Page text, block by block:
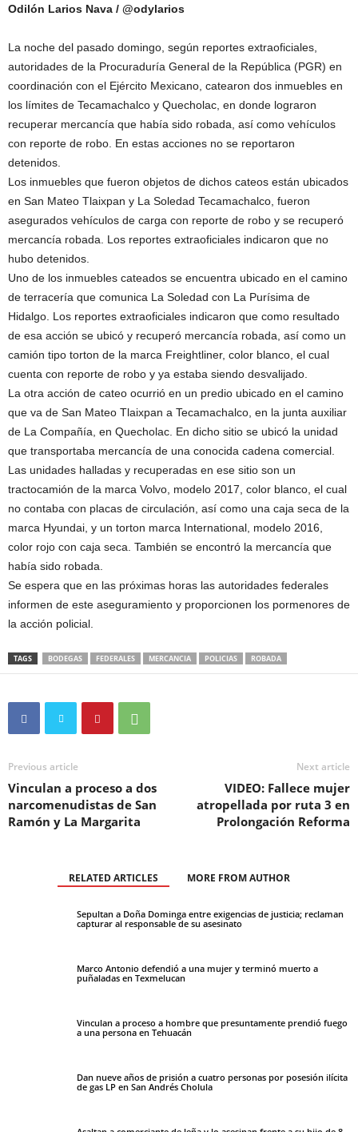
Odilón Larios Nava / @odylarios
La noche del pasado domingo, según reportes extraoficiales,
autoridades de la Procuraduría General de la República (PGR) en
coordinación con el Ejército Mexicano, catearon dos inmuebles en
los límites de Tecamachalco y Quecholac, en donde lograron
recuperar mercancía que había sido robada, así como vehículos
con reporte de robo. En estas acciones no se reportaron
detenidos.
Los inmuebles que fueron objetos de dichos cateos están ubicados
en San Mateo Tlaixpan y La Soledad Tecamachalco, fueron
asegurados vehículos de carga con reporte de robo y se recuperó
mercancía robada. Los reportes extraoficiales indicaron que no
hubo detenidos.
Uno de los inmuebles cateados se encuentra ubicado en el camino
de terracería que comunica La Soledad con La Purísima de
Hidalgo. Los reportes extraoficiales indicaron que como resultado
de esa acción se ubicó y recuperó mercancía robada, así como un
camión tipo torton de la marca Freightliner, color blanco, el cual
cuenta con reporte de robo y ya estaba siendo desvalijado.
La otra acción de cateo ocurrió en un predio ubicado en el camino
que va de San Mateo Tlaixpan a Tecamachalco, en la junta auxiliar
de La Compañía, en Quecholac. En dicho sitio se ubicó la unidad
que transportaba mercancía de una conocida cadena comercial.
Las unidades halladas y recuperadas en ese sitio son un
tractocamión de la marca Volvo, modelo 2017, color blanco, el cual
no contaba con placas de circulación, así como una caja seca de la
marca Hyundai, y un torton marca International, modelo 2016,
color rojo con caja seca. También se encontró la mercancía que
había sido robada.
Se espera que en las próximas horas las autoridades federales
informen de este aseguramiento y proporcionen los pormenores de
la acción policial.
TAGS BODEGAS FEDERALES MERCANCIA POLICIAS ROBADA
Previous article
Vinculan a proceso a dos
narcomenudistas de San
Ramón y La Margarita
Next article
VIDEO: Fallece mujer
atropellada por ruta 3 en
Prolongación Reforma
RELATED ARTICLES MORE FROM AUTHOR
Sepultan a Doña Dominga entre exigencias de justicia; reclaman
capturar al responsable de su asesinato
Marco Antonio defendió a una mujer y terminó muerto a
puñaladas en Texmelucan
Vinculan a proceso a hombre que presuntamente prendió fuego
a una persona en Tehuacán
Dan nueve años de prisión a cuatro personas por posesión ilícita
de gas LP en San Andrés Cholula